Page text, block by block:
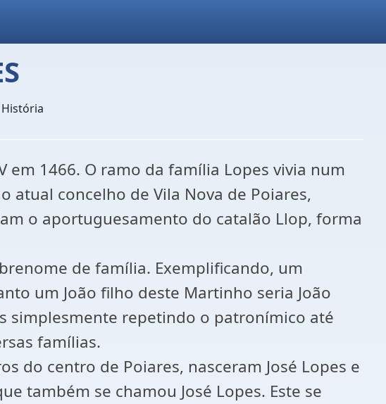
em 1466. O ramo da família Lopes vivia num
atual concelho de Vila Nova de Poiares,
o aportuguesamento do catalão Llop, forma
de família. Exemplificando, um
um João filho deste Martinho seria João
simplesmente repetindo o patronímico até
famílias.
do centro de Poiares, nasceram José Lopes e
também se chamou José Lopes. Este se